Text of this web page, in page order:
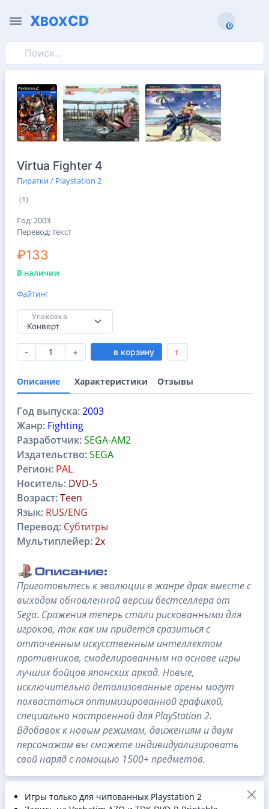
XBOXCD 0
0
Virtua Fighter 4
Пиратки / Playstation 2
(1)
Год: 2003
Перевод: текст
₽133
В наличии
Файтинг
Упаковка
- + в корзину 1
Описание Характеристики Отзывы
Год выпуска:2003
Жанр: Fighting
Разработчик:SEGA-AM2
Издательство:SEGA
Регион: PAL
Носитель: DVD-5
Возраст:Teen
Язык: RUS/ENG
Перевод: Субтитры
Мультиплейер:2x
Приготовьтесь к эволюции в жанре драк вместе с
выходом обновленной версии бестселлера от
Sega. Сражения теперь стали рискованными для
игроков, так как им придется сразиться с
отточенным искусственным интеллектом
противников, смоделированным на основе игры
лучших бойцов японских аркад. Новые,
исключительно детализованные арены могут
похвастаться оптимизированной графикой,
специально настроенной для PlayStation 2.
Вдобавок к новым режимам, движениям и двум
персонажам вы сможете индивидуализировать
свой наряд с помощью 1500+ предметов.
Игры только для чипованных Playstation 2